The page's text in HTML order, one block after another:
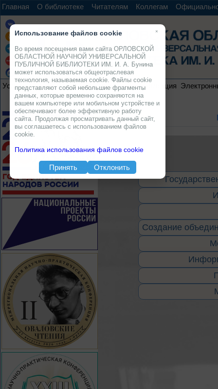
Главная О библиотеке Читателям Коллегам
Услуги Ресурсы Проекты Электронная коллекция
Создание
×
Использование файлов cookie
Во время посещения вами сайта ОРЛОВСКОЙ
ОБЛАСТНОЙ НАУЧНОЙ УНИВЕРСАЛЬНОЙ
ПУБЛИЧНОЙ БИБЛИОТЕКИ ИМ. И. А. Бунина
может использоваться общеотраслевая
технология, называемая cookie. Файлы cookie
представляют собой небольшие фрагменты
данных, которые временно сохраняются на
вашем компьютере или мобильном устройстве и
обеспечивают более эффективную работу
сайта. Продолжая просматривать данный сайт,
вы соглашаетесь с использованием файлов
cookie.
Политика использования файлов cookie
Принять Отклонить